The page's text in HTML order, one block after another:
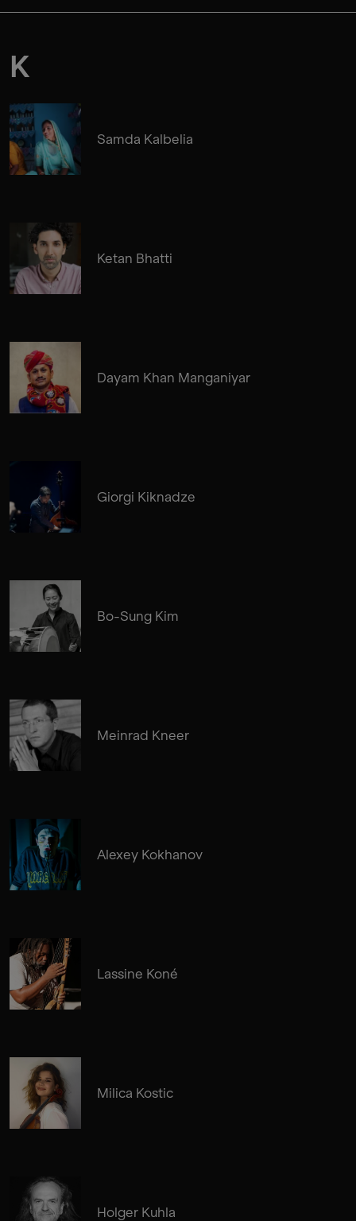
K
Samda Kalbelia
Ketan Bhatti
Dayam Khan Manganiyar
Giorgi Kiknadze
Bo-Sung Kim
Meinrad Kneer
Alexey Kokhanov
Lassine Koné
Milica Kostic
Holger Kuhla